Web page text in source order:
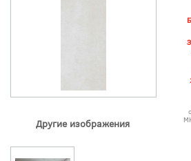
Другие изображения